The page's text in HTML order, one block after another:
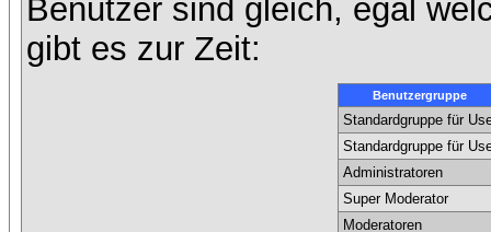
Benutzer sind gleich, egal
gibt es zur Zeit:
Benutzergruppe
Standardgruppe für
Standardgruppe für
Administratoren
Super Moderator
Moderatoren